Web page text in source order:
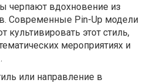
черпают вдохновение из
Современные Pin-Up модели
культивировать этот стиль,
мероприятиях и
или направление в